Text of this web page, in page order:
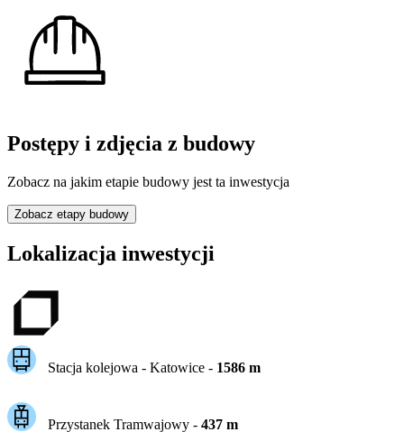
Postępy i zdjęcia z budowy
Zobacz na jakim etapie budowy jest ta inwestycja
Zobacz etapy budowy
Lokalizacja inwestycji
Stacja kolejowa - Katowice- 1586m
Przystanek Tramwajowy - 437m